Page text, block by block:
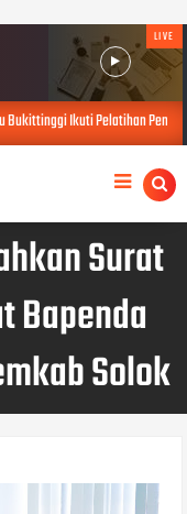
LIVE
Bukittinggi Ikuti Pelatihan
Surat
Bapenda
Solok